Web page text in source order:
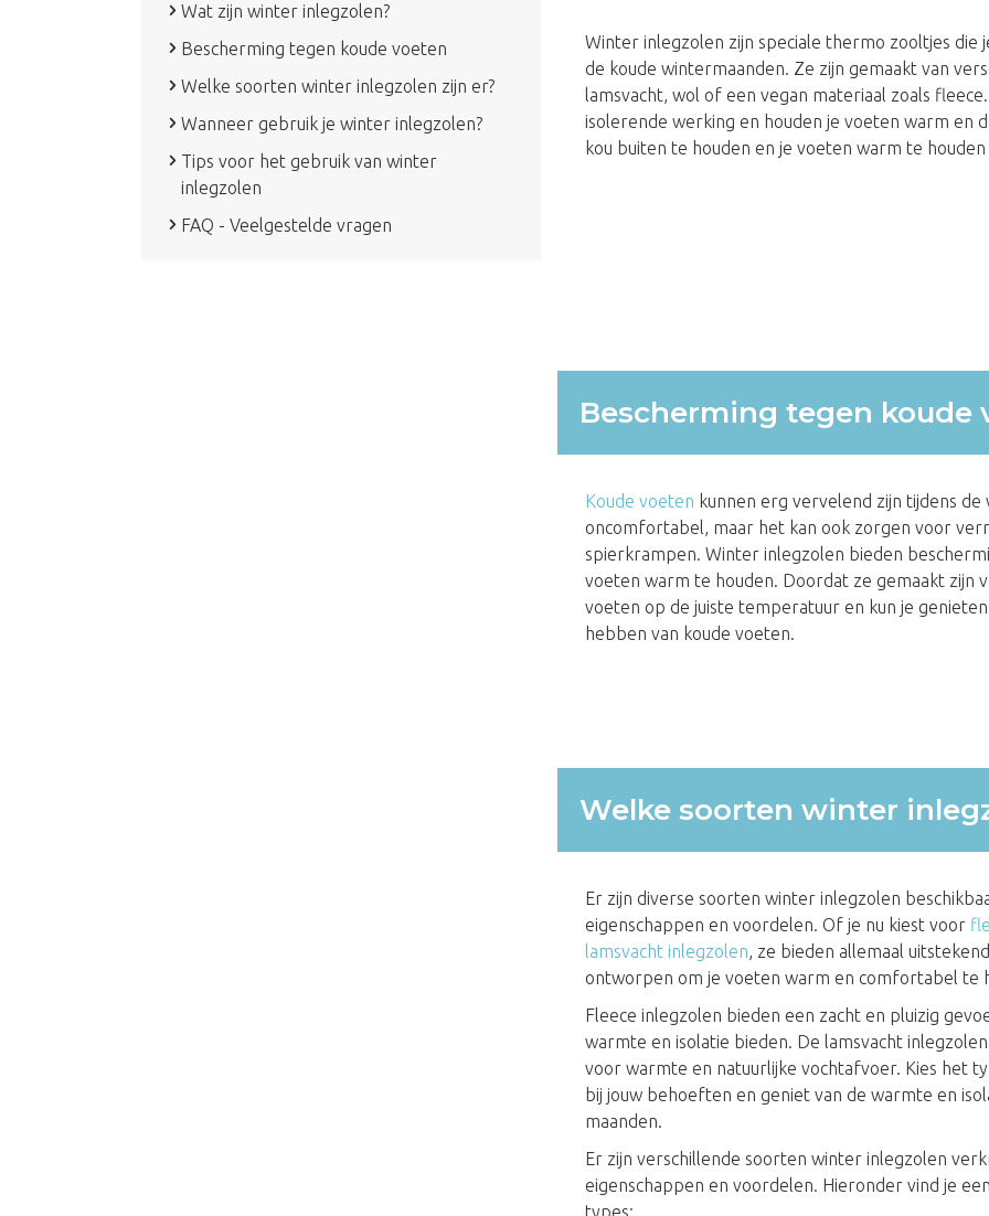
Wat zijn winter inlegzolen?
Bescherming tegen koude voeten
Welke soorten winter inlegzolen zijn er?
Wanneer gebruik je winter inlegzolen?
Tips voor het gebruik van winter
inlegzolen
FAQ - Veelgestelde vragen
Winter inlegzolen zijn speciale thermo zooltjes die
de koude wintermaanden. Ze zijn gemaakt van
lamsvacht, wol of een vegan materiaal zoals
isolerende werking en houden je voeten warm en
kou buiten te houden en je voeten warm te
Bescherming tegen koude
Koude voeten kunnen erg vervelend zijn tijdens
oncomfortabel, maar het kan ook zorgen voor
spierkrampen. Winter inlegzolen bieden
voeten warm te houden. Doordat ze gemaakt zijn
voeten op de juiste temperatuur en kun je
hebben van koude voeten.
Welke soorten winter
Er zijn diverse soorten winter inlegzolen
eigenschappen en voordelen. Of je nu kiest voor
lamsvacht inlegzolen, ze bieden allemaal
ontworpen om je voeten warm en comfortabel te
Fleece inlegzolen bieden een zacht en pluizig
warmte en isolatie bieden. De lamsvacht
voor warmte en natuurlijke vochtafvoer. Kies het
bij jouw behoeften en geniet van de warmte en
maanden.
Er zijn verschillende soorten winter inlegzolen
eigenschappen en voordelen. Hieronder vind je